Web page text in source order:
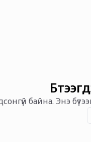
байна. Энэ